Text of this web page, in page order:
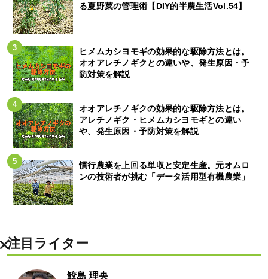
る夏野菜の管理術【DIY的半農生活Vol.54】
ヒメムカシヨモギの効果的な駆除方法とは。
オオアレチノギクとの違いや、発生原因・予
防対策を解説
オオアレチノギクの効果的な駆除方法とは。
アレチノギク・ヒメムカシヨモギとの違い
や、発生原因・予防対策を解説
慣行農業を上回る単収と安定生産。元オムロ
ンの技術者が挑む「データ活用型有機農業」
注目ライター
鮫島 理央